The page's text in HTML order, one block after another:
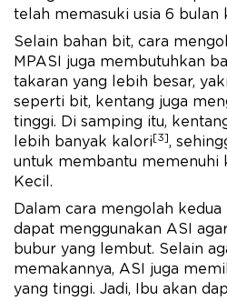
telah memasuki usia 6 bulan
Selain bahan bit, cara
MPASI juga membutuhkan
takaran yang lebih besar,
seperti bit, kentang juga
tinggi. Di samping itu,
lebih banyak kalori [3],
untuk membantu memenuhi
Kecil.
Dalam cara mengolah kedua
dapat menggunakan ASI
bubur yang lembut. Selain
memakannya, ASI juga
yang tinggi. Jadi, Ibu akan